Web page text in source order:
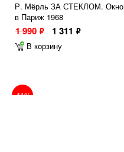
Р. Мёрль ЗА СТЕКЛОМ. Окно
в Париж 1968
1 990 ф 1 311 ф
В корзину
-41%